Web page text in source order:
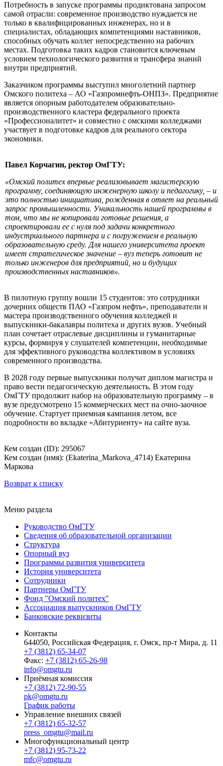
Потребность в запуске программы продиктована запросом
самой отрасли: современное производство нуждается не
только в квалифицированных инженерах, но и в
специалистах, обладающих компетенциями наставников,
способных обучать коллег непосредственно на рабочих
местах. Подготовка таких кадров становится ключевым
условием технологического развития и трансфера знаний
внутри предприятий.
Заказчиком программы выступил многолетний партнер
Омского политеха – АО «Газпромнефть-ОНПЗ». Предприятие
является опорным работодателем образовательно-
производственного кластера федерального проекта
«Профессионалитет» и совместно с омскими колледжами
участвует в подготовке кадров для реального сектора
экономики.
Павел Корчагин, ректор ОмГТУ:
«Омский политех впервые реализовывает магистерскую
программу, соединяющую инженерную школу и педагогику, – и
это полностью инициатива, рожденная в ответ на реальный
запрос промышленности. Уникальность нашей программы в
том, что мы не копировали готовые решения, а
спроектировали ее с нуля под задачи конкретного
индустриального партнера и с погружением в реальную
образовательную среду. Для нашего университета проект
имеет стратегическое значение – вуз теперь готовит не
только инженеров для предприятий, но и будущих
производственных наставников».
В пилотную группу вошли 15 студентов: это сотрудники
дочерних обществ ПАО «Газпром нефть», преподаватели и
мастера производственного обучения колледжей и
выпускники-бакалавры политеха и других вузов. Учебный
план сочетает отраслевые дисциплины и гуманитарные
курсы, формируя у слушателей компетенции, необходимые
для эффективного руководства коллективом в условиях
современного производства.
В 2028 году первые выпускники получат диплом магистра и
право вести педагогическую деятельность. В этом году
ОмГТУ продолжит набор на образовательную программу – в
вузе предусмотрено 15 коммерческих мест на очно-заочное
обучение. Стартует приемная кампания летом, все
подробности во вкладке «Абитуриенту» на сайте вуза.
Кем создан (ID): 295067
Кем создан (имя): (Ekaterina_Markova_4714) Екатерина
Маркова
Возврат к списку
Меню раздела
Руководство ОмГТУ
Сведения об образовательной организации
Структура
Опорный вуз
Программы развития университета
История университета
Сотрудники
Партнеры ОмГТУ
Фонд "Омский политех"
Ассоциация выпускников ОмГТУ
Банковские реквизиты
Контакты
644050, Российская Федерация, г. Омск, пр-т Мира, д. 11
+7 (3812) 65-34-07
Факс: +7 (3812) 65-26-98
info@omgtu.ru
Приёмная комиссия
+7 (3812) 72-90-55
pk@omgtu.ru
График работы
Управление внешних связей
+7 (3812) 65-32-57
press_omgtu@mail.ru
Многофункциональный центр
+7 (3812) 95-73-22
mfc@omgtu.ru